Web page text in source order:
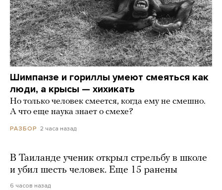
Шимпанзе и гориллы умеют смеяться как
люди, а крысы — хихикать
Но только человек смеется, когда ему не смешно.
А что еще наука знает о смехе?
РАЗБОР 2 часа назад
В Таиланде ученик открыл стрельбу в школе
и убил шесть человек. Еще 15 ранены
6 часов назад